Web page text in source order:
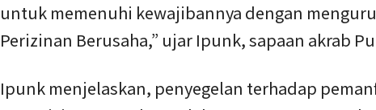
untuk memenuhi kewajibannya dengan
Perizinan Berusaha,” ujar Ipunk, sapaan akrab
Ipunk menjelaskan, penyegelan terhadap